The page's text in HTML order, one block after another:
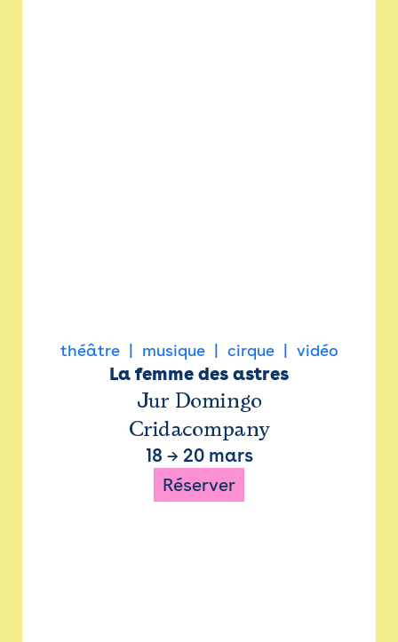
théâtre musique cirque vidéo
La femme des astres
Jur Domingo
Cridacompany
18 → 20 mars
Réserver